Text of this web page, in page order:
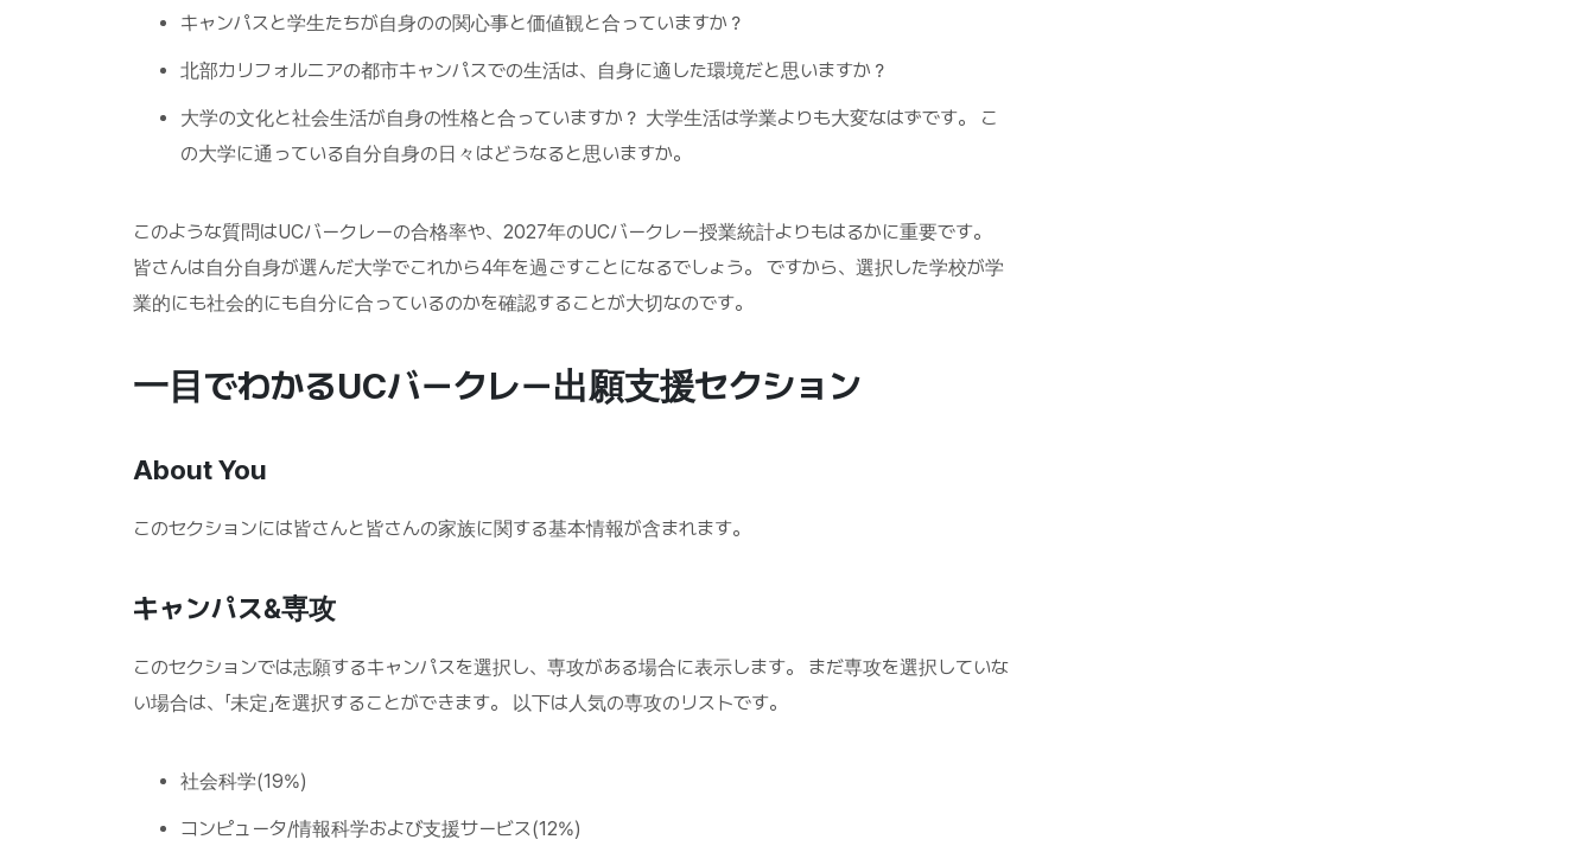
キャンパスと学生たちが自身のの関心事と価値観と合っていますか？
北部カリフォルニアの都市キャンパスでの生活は、自身に適した環境だと思いますか？
大学の文化と社会生活が自身の性格と合っていますか？ 大学生活は学業よりも大変なはずです。 こ
の大学に通っている自分自身の日々はどうなると思いますか。
このような質問はUCバークレーの合格率や、2027年のUCバークレー授業統計よりもはるかに重要です。
皆さんは自分自身が選んだ大学でこれから4年を過ごすことになるでしょう。 ですから、選択した学校が学
業的にも社会的にも自分に合っているのかを確認することが大切なのです。
一目でわかるUCバークレー出願支援セクション
About You
このセクションには皆さんと皆さんの家族に関する基本情報が含まれます。
キャンパス&専攻
このセクションでは志願するキャンパスを選択し、専攻がある場合に表示します。 まだ専攻を選択していな
い場合は、「未定」を選択することができます。 以下は人気の専攻のリストです。
社会科学(19%)
コンピュータ/情報科学および支援サービス(12%)